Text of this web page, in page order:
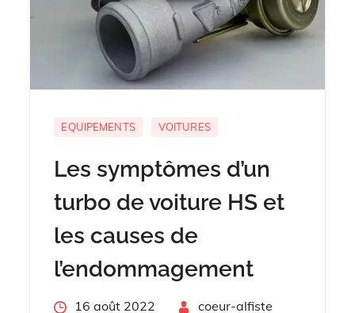
EQUIPEMENTS VOITURES
Les symptômes d’un
turbo de voiture HS et
les causes de
l’endommagement
Posted16 août 2022 coeur-alfiste